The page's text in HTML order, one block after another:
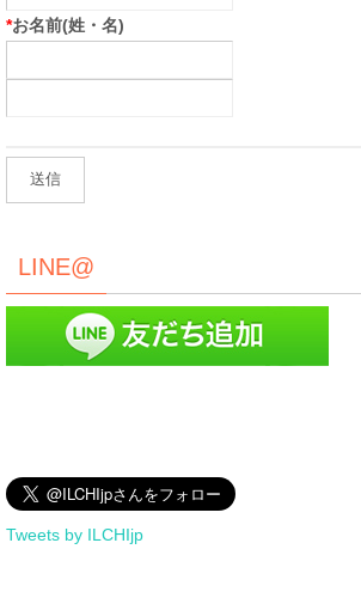
*お名前(姓・名)
LINE@
Tweets by ILCHIjp